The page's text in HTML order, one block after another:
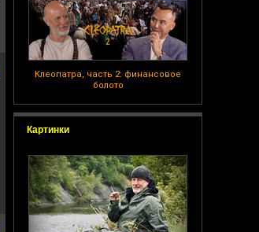
Клеопатра, часть 2: финансовое
болото
Картинки